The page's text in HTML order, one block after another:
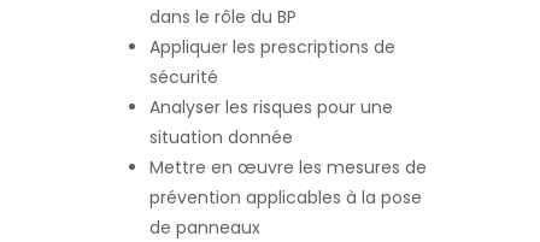
dans le rôle du BP
Appliquer les prescriptions de
sécurité
Analyser les risques pour une
situation donnée
Mettre en œuvre les mesures de
prévention applicables à la pose
de panneaux